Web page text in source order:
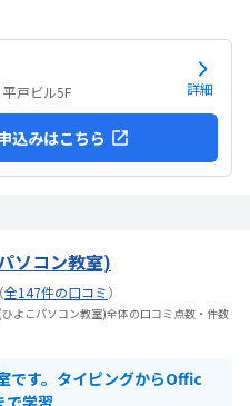
感じ、安心して受講できると思
、分からないことも気軽に質問
明るく清潔で、安心して学習に
点では特に気にな...
戸ビル5F 詳細
込みはこちら
ソコン教室)
（全147件の口コミ）
よこパソコン教室)全体の口コミ点数・件数
です。タイピングからOffic
で学習